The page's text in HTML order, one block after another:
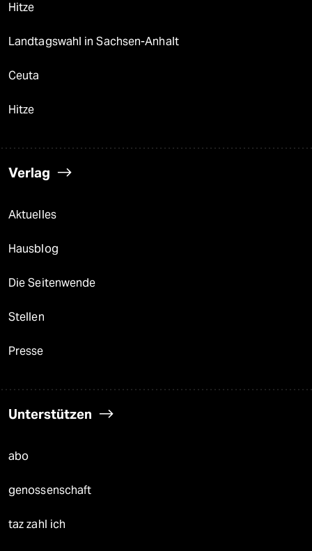
Hitze
Landtagswahl in Sachsen-Anhalt
Ceuta
Hitze
Verlag
Aktuelles
Hausblog
Die Seitenwende
Stellen
Presse
Unterstützen
abo
genossenschaft
taz zahl ich